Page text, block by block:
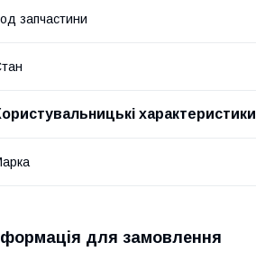
запчастини
характеристики
для замовлення